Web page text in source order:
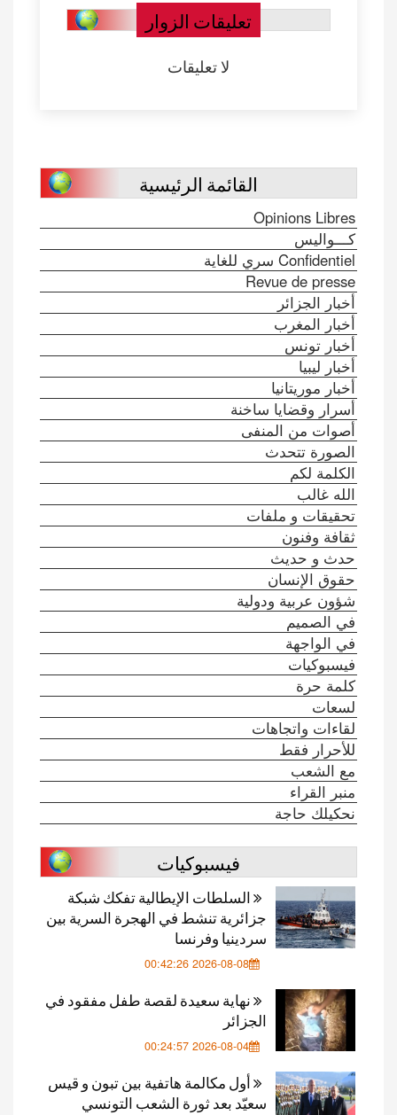
تعليقات الزوار
لا تعليقات
القائمة الرئيسية
Opinions Libres
كـــواليس
Confidentiel سري للغاية
Revue de presse
أخبار الجزائر
أخبار المغرب
أخبار تونس
أخبار ليبيا
أخبار موريتانيا
أسرار وقضايا ساخنة
أصوات من المنفى
الصورة تتحدث
الكلمة لكم
الله غالب
تحقيقات و ملفات
ثقافة وفنون
حدث و حديث
حقوق الإنسان
شؤون عربية ودولية
في الصميم
في الواجهة
فيسبوكيات
كلمة حرة
لسعات
لقاءات واتجاهات
للأحرار فقط
مع الشعب
منبر القراء
نحكيلك حاجة
فيسبوكيات
السلطات الإيطالية تفكك شبكة
جزائرية تنشط في الهجرة السرية بين
سردينيا وفرنسا
2026-08-08 00:42:26
نهاية سعيدة لقصة طفل مفقود في
الجزائر
2026-08-04 00:24:57
أول مكالمة هاتفية بين تبون و قيس
سعيّد بعد ثورة الشعب التونسي